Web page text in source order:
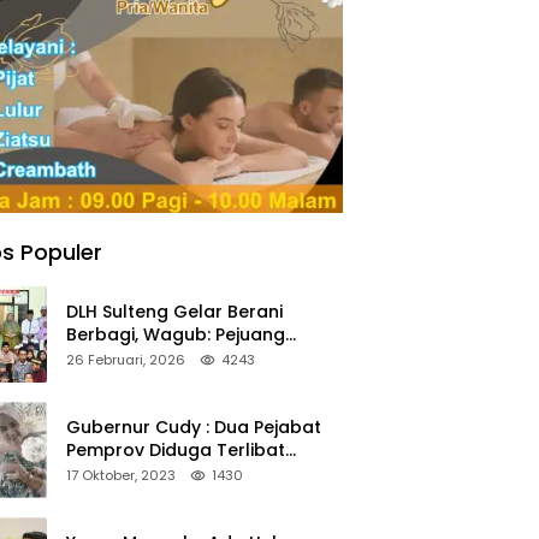
Populer
DLH Sulteng Gelar Berani
Berbagi, Wagub: Pejuang
Lingkungan Harus Jadi Teladan
26 Februari, 2026 4243
Gubernur Cudy : Dua Pejabat
Pemprov Diduga Terlibat
Asmara Terlarang Sudah di
17 Oktober, 2023 1430